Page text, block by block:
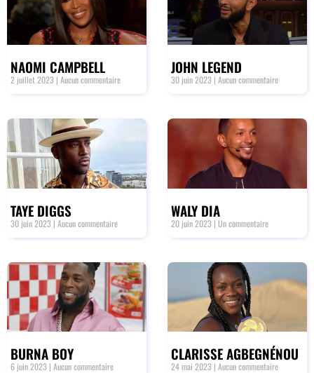
NAOMI CAMPBELL
2 juillet 2023 Aucun commentaire
JOHN LEGEND
30 juin 2023 Aucun commentaire
TAYE DIGGS
30 juin 2023 Aucun commentaire
WALY DIA
20 juin 2023 Un commentaire
BURNA BOY
6 juin 2023 Aucun commentaire
CLARISSE AGBEGNÉNOU
24 mai 2023 Aucun commentaire